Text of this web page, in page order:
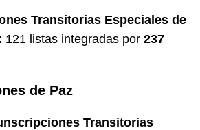
Transitorias Especiales de
121 listas integradas por 237
de Paz
Transitorias